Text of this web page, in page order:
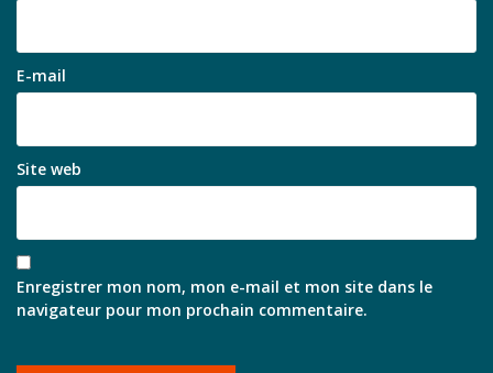
E-mail
Site web
Enregistrer mon nom, mon e-mail et mon site dans le
navigateur pour mon prochain commentaire.